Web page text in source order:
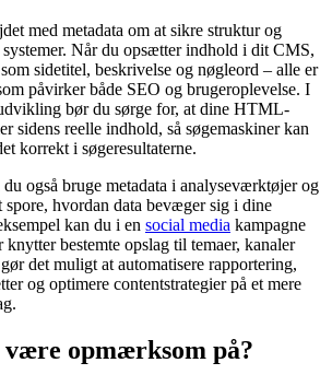
med metadata om at sikre struktur og
Når du opsætter indhold i dit CMS,
sidetitel, beskrivelse og nøgleord – alle er
påvirker både SEO og brugeroplevelse. I
bør du sørge for, at dine HTML-
sidens reelle indhold, så søgemaskiner kan
korrekt i søgeresultaterne.
også bruge metadata i analyseværktøjer og
hvordan data bevæger sig i dine
kan du i en social media kampagne
knytter bestemte opslag til temaer, kanaler
det muligt at automatisere rapportering,
og optimere contentstrategier på et mere
være opmærksom på?